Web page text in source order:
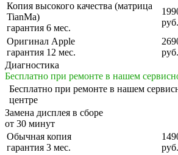
Копия высокого качества (матрица
TianMa)
гарантия 6 мес.
руб.
Оригинал Apple
гарантия 12 мес.
руб.
Диагностика
Бесплатно при ремонте в нашем
Бесплатно при ремонте в нашем
центре
Замена дисплея в сборе
от 30 минут
Обычная копия
гарантия 3 мес.
руб.